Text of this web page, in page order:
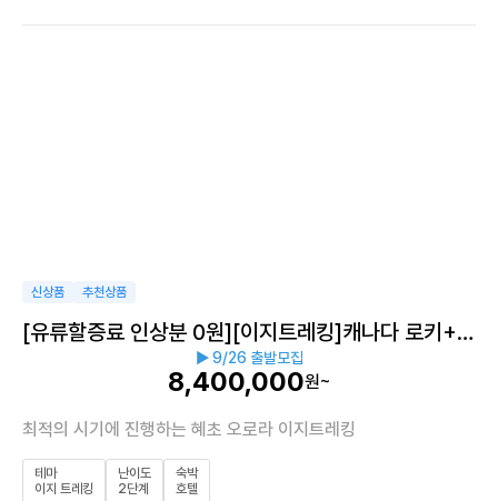
신상품 추천상품
[유류할증료 인상분 0원][이지트레킹]캐나다 로키+옐
로나이프 오로라 9일▶ 9/26 출발모집
8,400,000원~
최적의 시기에 진행하는 혜초 오로라 이지트레킹
테마
이지 트레킹
난이도
2단계
숙박
호텔